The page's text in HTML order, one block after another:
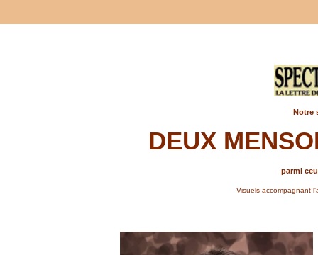
Notre
DEUX
parmi
Visuels accompagnant